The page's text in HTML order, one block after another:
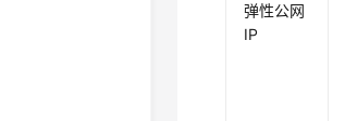
弹性公网
IP